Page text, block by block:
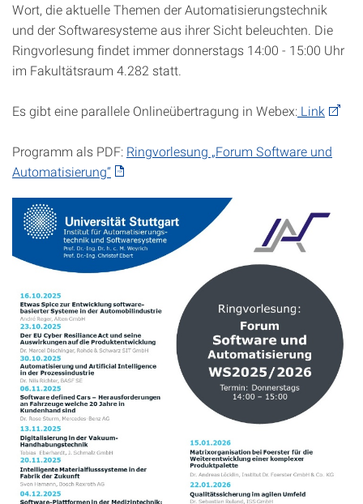
Wort, die aktuelle Themen der Automatisierungstechnik
und der Softwaresysteme aus ihrer Sicht beleuchten. Die
Ringvorlesung findet immer donnerstags 14:00 - 15:00 Uhr
im Fakultätsraum 4.282 statt.
Es gibt eine parallele Onlineübertragung in Webex: Link
Programm als PDF: Ringvorlesung „Forum Software und
Automatisierung“